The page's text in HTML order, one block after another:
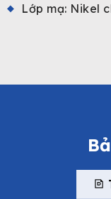
Lớp mạ: Nikel